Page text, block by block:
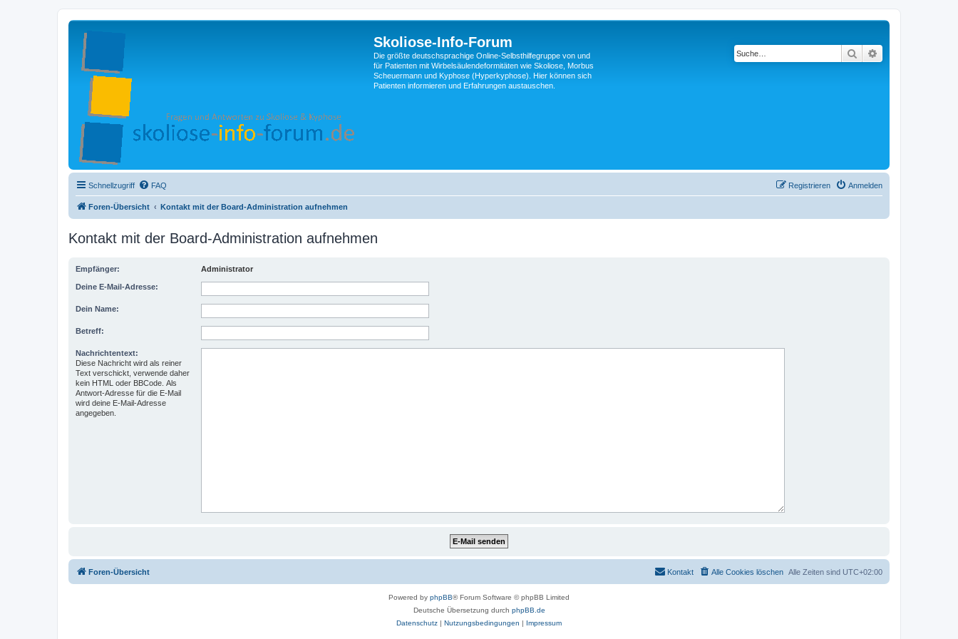
Skoliose-Info-Forum
Die größte deutschsprachige Online-Selbsthilfegruppe von und
für Patienten mit Wirbelsäulendeformitäten wie Skoliose, Morbus
Scheuermann und Kyphose (Hyperkyphose). Hier können sich
Patienten informieren und Erfahrungen austauschen.
Suche
Schnellzugriff FAQ Anmelden
Registrieren
Foren-Übersicht Kontakt mit der Board-Administration aufnehmen
Kontakt mit der Board-Administration aufnehmen
Empfänger: Administrator
Deine E-Mail-Adresse:
Dein Name:
Betreff:
Nachrichtentext:
Diese Nachricht wird als reiner
Text verschickt, verwende daher
kein HTML oder BBCode. Als
Antwort-Adresse für die E-Mail
wird deine E-Mail-Adresse
angegeben.
Foren-Übersicht Alle Zeiten sind UTC+02:00
Alle Cookies löschen
Kontakt
Powered by phpBB® Forum Software © phpBB Limited
Deutsche Übersetzung durch phpBB.de
Datenschutz | Nutzungsbedingungen | Impressum